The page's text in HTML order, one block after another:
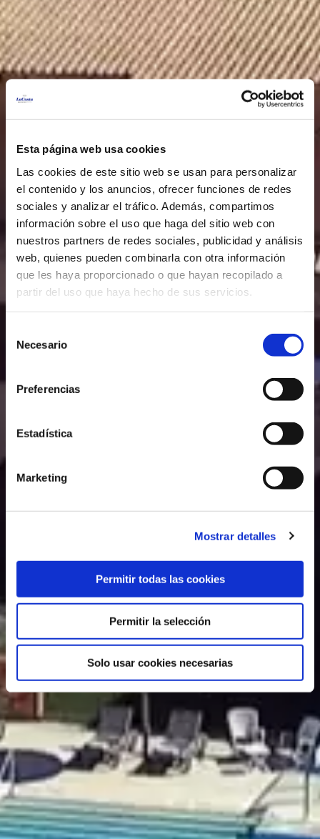
Esta página web usa cookies
Las cookies de este sitio web se usan para personalizar
el contenido y los anuncios, ofrecer funciones de redes
sociales y analizar el tráfico. Además, compartimos
información sobre el uso que haga del sitio web con
nuestros partners de redes sociales, publicidad y análisis
web, quienes pueden combinarla con otra información
que les haya proporcionado o que hayan recopilado a
partir del uso que haya hecho de sus servicios.
Necesario
Preferencias
Estadística
Marketing
Mostrar detalles
Permitir todas las cookies
Permitir la selección
Solo usar cookies necesarias